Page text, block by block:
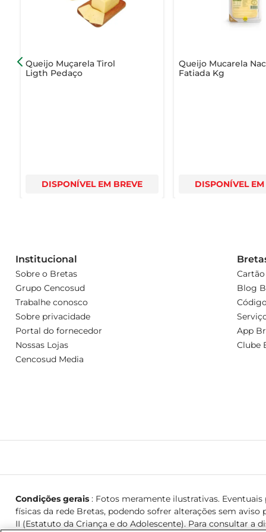
Queijo Muçarela Tirol
Ligth Pedaço
DISPONÍVEL EM BREVE
Queijo Mucarela
Fatiada Kg
DISPONÍVEL EM
Institucional
Sobre o Bretas
Grupo Cencosud
Trabalhe conosco
Sobre privacidade
Portal do fornecedor
Nossas Lojas
Cencosud Media
Blog
App
Clube
Condições gerais: Fotos meramente ilustrativas. Eventuais
físicas da rede Bretas, podendo sofrer alterações sem aviso
II (Estatuto da Criança e do Adolescente). Para consultar a